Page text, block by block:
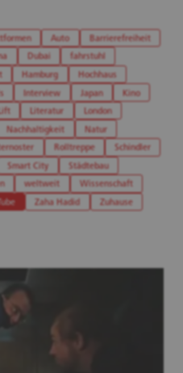
Auto Barrierefreiheit
Dubai fahrstuhl
Hamburg Hochhaus
Interview Japan Kino
Lift Literatur London
Nachhaltigkeit Natur
Rolltreppe Schindler
Smart City Städtebau
weltweit Wissenschaft
Zaha Hadid Zuhause